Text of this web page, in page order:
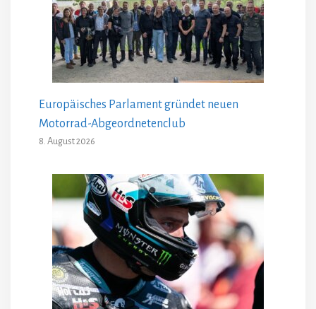
Europäisches Parlament gründet neuen
Motorrad-Abgeordnetenclub
8. August 2026